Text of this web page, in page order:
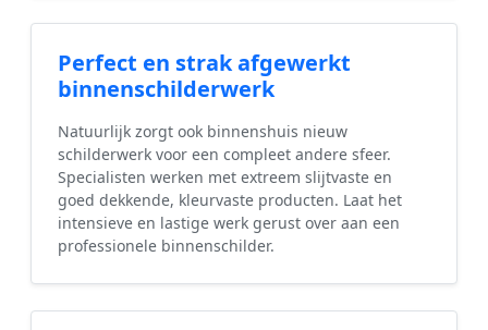
Perfect en strak afgewerkt
binnenschilderwerk
Natuurlijk zorgt ook binnenshuis nieuw
schilderwerk voor een compleet andere sfeer.
Specialisten werken met extreem slijtvaste en
goed dekkende, kleurvaste producten. Laat het
intensieve en lastige werk gerust over aan een
professionele binnenschilder.